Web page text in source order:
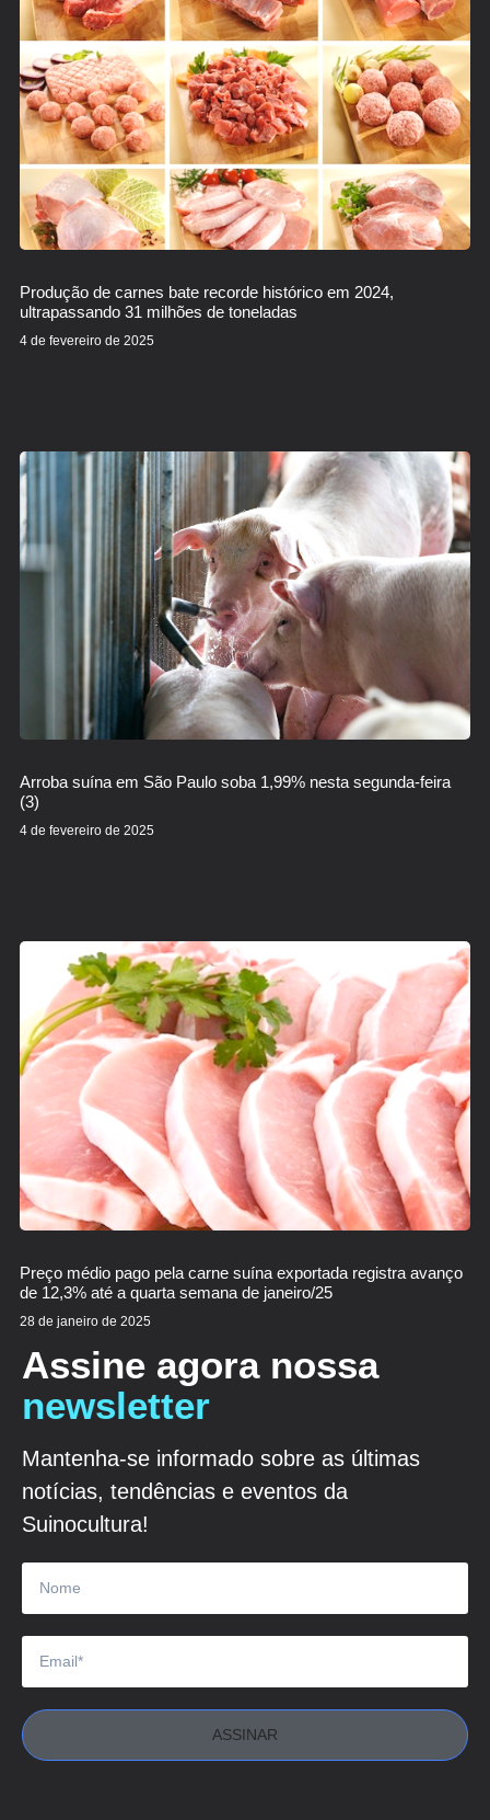
Produção de carnes bate recorde histórico em 2024,
ultrapassando 31 milhões de toneladas
4 de fevereiro de 2025
Arroba suína em São Paulo soba 1,99% nesta segunda-feira
(3)
4 de fevereiro de 2025
Preço médio pago pela carne suína exportada registra avanço
de 12,3% até a quarta semana de janeiro/25
28 de janeiro de 2025
Assine agora nossa
newsletter
Mantenha-se informado sobre as últimas
notícias, tendências e eventos da
Suinocultura!
ASSINAR